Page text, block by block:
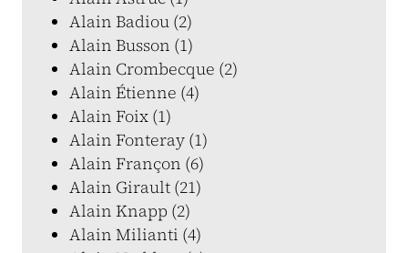
Alain Badiou (2)
Alain Busson (1)
Alain Crombecque (2)
Alain Étienne (4)
Alain Foix (1)
Alain Fonteray (1)
Alain Françon (6)
Alain Girault (21)
Alain Knapp (2)
Alain Milianti (4)